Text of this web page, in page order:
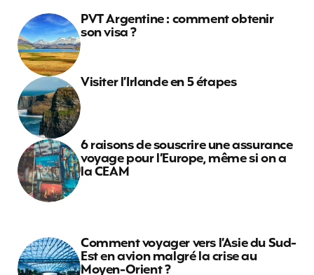
PVT Argentine : comment obtenir
son visa ?
Visiter l’Irlande en 5 étapes
6 raisons de souscrire une assurance
voyage pour l’Europe, même si on a
la CEAM
Comment voyager vers l’Asie du Sud-
Est en avion malgré la crise au
Moyen-Orient ?